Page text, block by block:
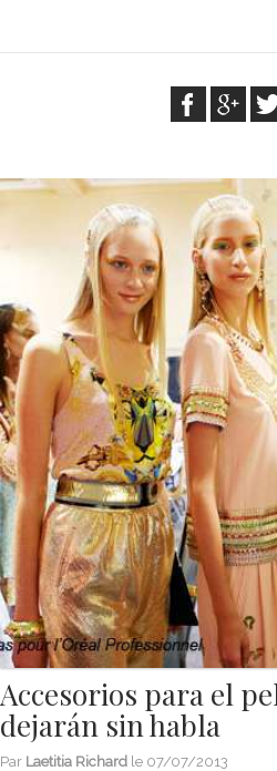
Accesorios para el
dejarán sin habla
Par Laetitia Richard le 07/07/2013